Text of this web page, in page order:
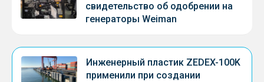
свидетельство об одобрении на
генераторы Weiman
Инженерный пластик ZEDEX-100K
применили при создании